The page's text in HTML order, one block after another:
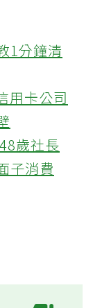
1分鐘清
用卡公司
歲社長
子消費